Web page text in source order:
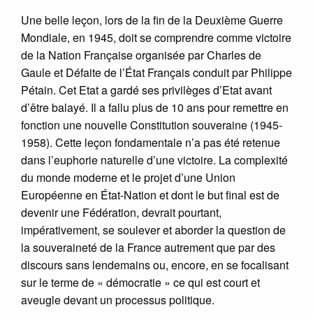
Une belle leçon, lors de la fin de la Deuxième Guerre
Mondiale, en 1945, doit se comprendre comme victoire
de la Nation Française organisée par Charles de
Gaule et Défaite de l’État Français conduit par Philippe
Pétain. Cet Etat a gardé ses privilèges d’Etat avant
d’être balayé. Il a fallu plus de 10 ans pour remettre en
fonction une nouvelle Constitution souveraine (1945-
1958). Cette leçon fondamentale n’a pas été retenue
dans l’euphorie naturelle d’une victoire. La complexité
du monde moderne et le projet d’une Union
Européenne en État-Nation et dont le but final est de
devenir une Fédération, devrait pourtant,
impérativement, se soulever et aborder la question de
la souveraineté de la France autrement que par des
discours sans lendemains ou, encore, en se focalisant
sur le terme de « démocratie » ce qui est court et
aveugle devant un processus politique.